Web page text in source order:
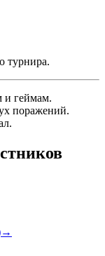
турнира.
и геймам.
поражений.
.
→